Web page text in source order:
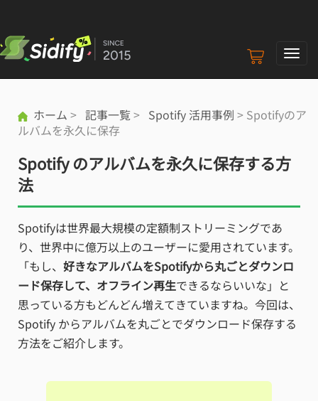
ナ
シ
替
ホーム > 記事一覧> Spotify 活用事例 > Spotifyのア
ルバムを永久に保存
Spotify のアルバムを永久に保存する方
法
Spotifyは世界最大規模の定額制ストリーミングであ
り、世界中に億万以上のユーザーに愛用されています。
「もし、 好きなアルバムをSpotifyから丸ごとダウンロ
ード保存して、オフライン再生できるならいいな」と
思っている方もどんどん増えてきていますね。今回は、
Spotify からアルバムを丸ごとでダウンロード保存する
方法をご紹介します。